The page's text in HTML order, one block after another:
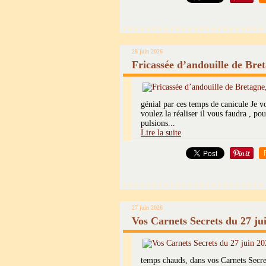
28 juin 2026
Fricassée d’andouille de
génial par ces temps de canicule Je
voulez la réaliser il vous faudra ,
pulsions...
Lire la suite
27 juin 2026
Vos Carnets Secrets du 27
temps chauds, dans vos Carnets